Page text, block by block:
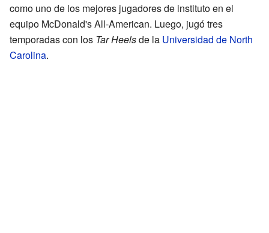
como uno de los mejores jugadores de instituto en el
equipo McDonald's All-American. Luego, jugó tres
temporadas con los Tar Heelsde la Universidad de North
Carolina.